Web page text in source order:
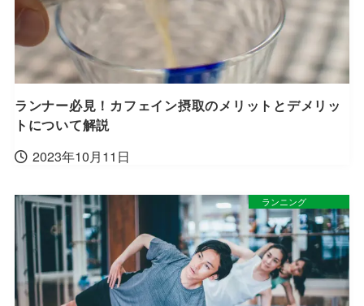
ランナー必見！カフェイン摂取のメリットとデメリッ
トについて解説
2023年10月11日
ランニング